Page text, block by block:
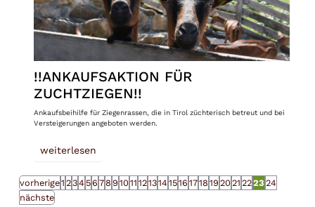
!!ANKAUFSAKTION FÜR
ZUCHTZIEGEN!!
Ankaufsbeihilfe für Ziegenrassen, die in Tirol züchterisch betreut und bei
Versteigerungen angeboten werden.
weiterlesen
vorherige1 234 56 7 8 9 1011 1213141516 1718 19 2021 2223 24
nächste